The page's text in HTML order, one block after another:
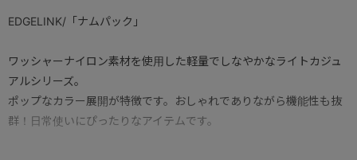
EDGELINK/「ナムパック」
ワッシャーナイロン素材を使用した軽量でしなやかなライトカジュ
アルシリーズ。
ポップなカラー展開が特徴です。おしゃれでありながら機能性も抜
群！日常使いにぴったりなアイテムです。